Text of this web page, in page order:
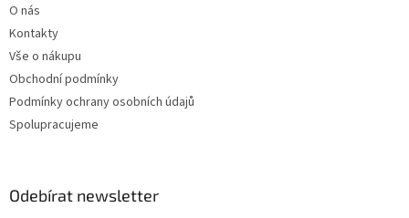
O nás
Kontakty
Vše o nákupu
Obchodní podmínky
Podmínky ochrany osobních údajů
Spolupracujeme
Odebírat newsletter